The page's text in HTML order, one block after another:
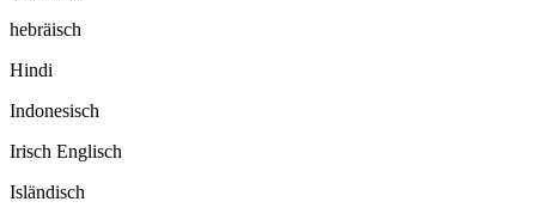
hebräisch
Hindi
Indonesisch
Irisch Englisch
Isländisch